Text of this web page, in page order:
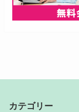
カテゴリー